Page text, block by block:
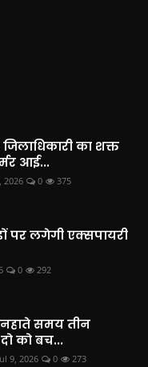
का शक्त
आई...
2026 0 375
पर लगेगी एक्सपायरी
0 292
नहाते समय तीन
को बच...
9, 2026 0 273